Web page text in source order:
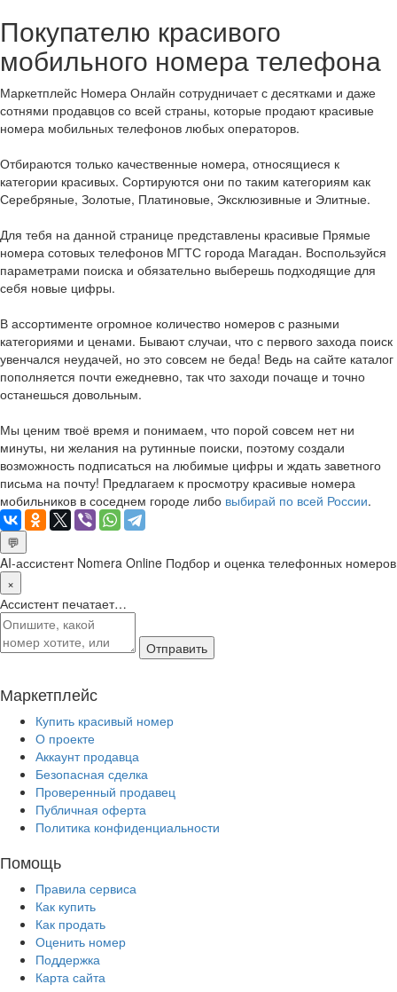
Покупателю красивого
мобильного номера телефона
Маркетплейс Номера Онлайн сотрудничает с десятками и даже
сотнями продавцов со всей страны, которые продают красивые
номера мобильных телефонов любых операторов.
Отбираются только качественные номера, относящиеся к
категории красивых. Сортируются они по таким категориям как
Серебряные, Золотые, Платиновые, Эксклюзивные и Элитные.
Для тебя на данной странице представлены красивые Прямые
номера сотовых телефонов МГТС города Магадан. Воспользуйся
параметрами поиска и обязательно выберешь подходящие для
себя новые цифры.
В ассортименте огромное количество номеров с разными
категориями и ценами. Бывают случаи, что с первого захода поиск
увенчался неудачей, но это совсем не беда! Ведь на сайте каталог
пополняется почти ежедневно, так что заходи почаще и точно
останешься довольным.
Мы ценим твоё время и понимаем, что порой совсем нет ни
минуты, ни желания на рутинные поиски, поэтому создали
возможность подписаться на любимые цифры и ждать заветного
письма на почту! Предлагаем к просмотру красивые номера
мобильников в соседнем городе либо выбирай по всей России.
💬
AI-ассистент Nomera Online Подбор и оценка телефонных номеров
×
Ассистент печатает…
Отправить
Маркетплейс
Купить красивый номер
О проекте
Аккаунт продавца
Безопасная сделка
Проверенный продавец
Публичная оферта
Политика конфиденциальности
Помощь
Правила сервиса
Как купить
Как продать
Оценить номер
Поддержка
Карта сайта